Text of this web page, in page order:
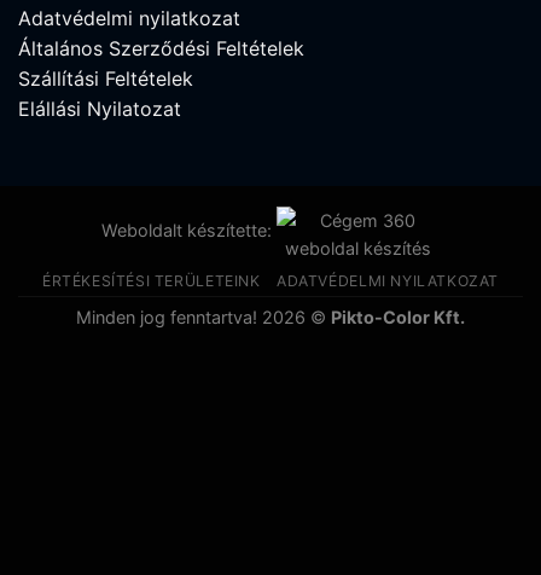
Adatvédelmi nyilatkozat
Általános Szerződési Feltételek
Szállítási Feltételek
Elállási Nyilatozat
Weboldalt készítette:
ÉRTÉKESÍTÉSI TERÜLETEINK ADATVÉDELMI NYILATKOZAT
Minden jog fenntartva! 2026 © Pikto-Color Kft.